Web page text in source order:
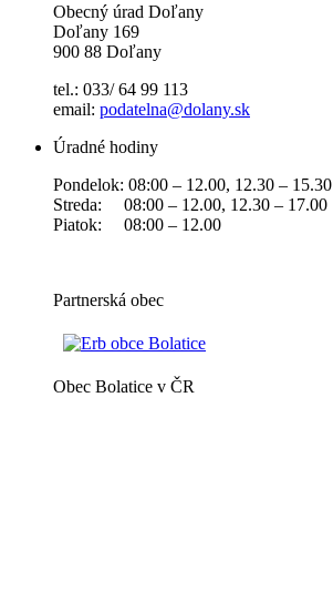
Obecný úrad Doľany
Doľany 169
900 88 Doľany
tel.: 033/ 64 99 113
email: podatelna@dolany.sk
Úradné hodiny
Pondelok: 08:00 – 12.00, 12.30 – 15.30
Streda: 08:00 – 12.00, 12.30 – 17.00
Piatok: 08:00 – 12.00
Partnerská obec
Obec Bolatice v ČR